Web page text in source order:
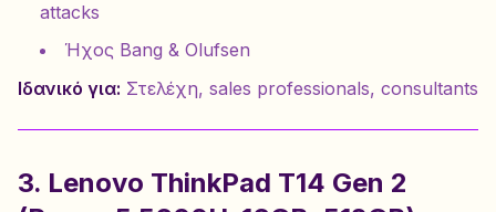
attacks
Ήχος Bang & Olufsen
Ιδανικό για: Στελέχη, sales professionals, consultants
3. Lenovo ThinkPad T14 Gen 2